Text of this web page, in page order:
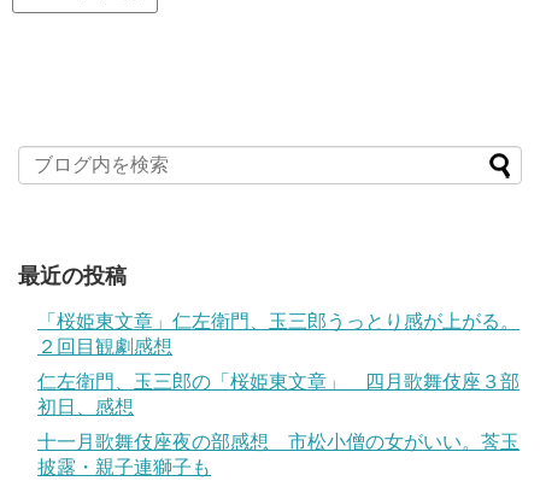
最近の投稿
「桜姫東文章」仁左衛門、玉三郎うっとり感が上がる。
２回目観劇感想
仁左衛門、玉三郎の「桜姫東文章」 四月歌舞伎座３部
初日、感想
十一月歌舞伎座夜の部感想 市松小僧の女がいい。莟玉
披露・親子連獅子も